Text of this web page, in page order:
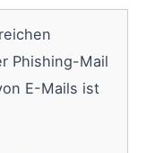
Phishing-Mail
E-Mails ist